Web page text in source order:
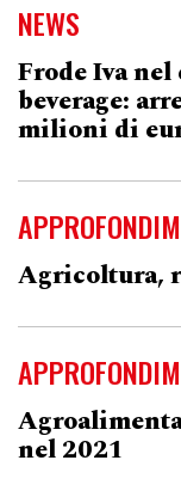
NEWS
Frode Iva
beverage:
milioni di
Agricoltura,
nel 2021